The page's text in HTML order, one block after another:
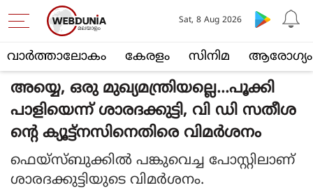
വാര്‍ത്താലോകം കേരളം സിനിമ ആരോഗ്യം
Sat, 8 Aug 2026
അയ്യെ, ഒരു മുഖ്യമന്ത്രിയല്ലെ...പൂക്കി
പാളിയെന്ന് ശാരദക്കുട്ടി, വി ഡി സതീശ
ന്റെ ക്യൂട്ട്‌നസിനെതിരെ വിമര്‍ശനം
ഫെയ്‌സ്ബുക്കില്‍ പങ്കുവെച്ച പോസ്റ്റിലാണ്
ശാരദക്കുട്ടിയുടെ വിമര്‍ശനം.